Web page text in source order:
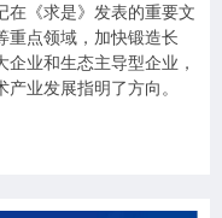
在《求是》发表的重要文
重点领域，加快锻造长
业和生态主导型企业，
业发展指明了方向。